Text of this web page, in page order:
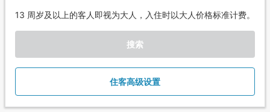
13 周岁及以上的客人即视为大人，入住时以大人价格标准计费。
搜索
住客高级设置